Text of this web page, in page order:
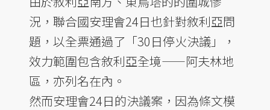
況，聯合國安理會24日也針對敘利亞問
題，以全票通過了「30日停火決議」，
效力範圍包含敘利亞全境——阿夫林地
區，亦列名在內。
然而安理會24日的決議案，因為條文模